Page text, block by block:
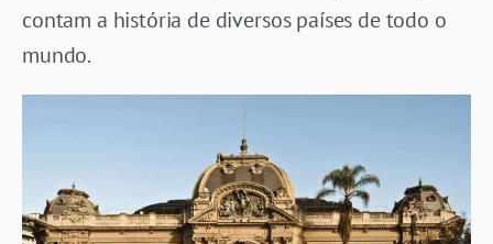
contam a história de diversos países de todo o
mundo.